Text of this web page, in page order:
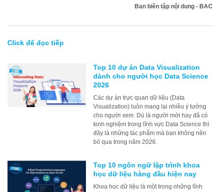
Ban biên tập nội dung - BAC
Click để đọc tiếp
Top 10 dự án Data Visualization
dành cho người học Data Science
2026
Các dự án trực quan dữ liệu (Data
Visualization) luôn mang lại nhiều ý tưởng
cho người xem. Dù là người mới hay đã có
kinh nghiệm trong lĩnh vực Data Science thì
đây là những tác phẩm mà bạn không nên
bỏ qua trong năm 2026.
Top 10 ngôn ngữ lập trình khoa
học dữ liệu hàng đầu hiện nay
Khoa học dữ liệu là một trong những lĩnh